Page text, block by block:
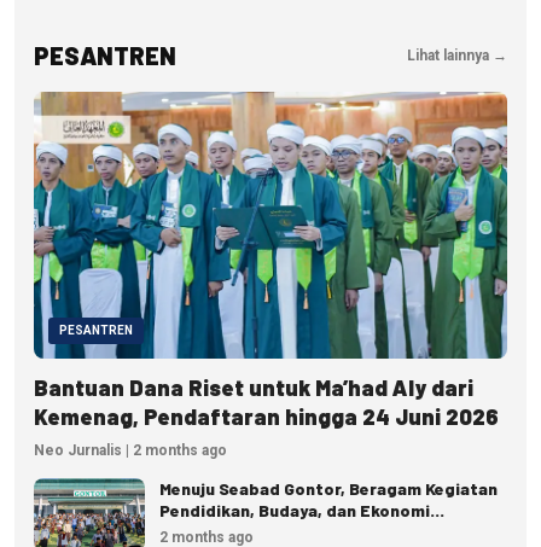
PESANTREN Lihat lainnya →
PESANTREN
Bantuan Dana Riset untuk Ma’had Aly dari
Kemenag, Pendaftaran hingga 24 Juni 2026
Neo Jurnalis | 2 months ago
Menuju Seabad Gontor, Beragam Kegiatan
Pendidikan, Budaya, dan Ekonomi
Disiapkan
2 months ago